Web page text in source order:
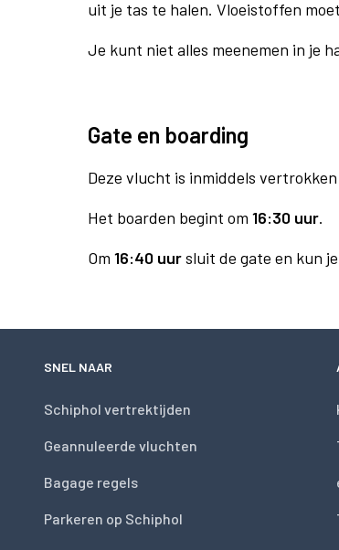
uit je tas te halen. Vloeistoffen
Je kunt niet alles meenemen in je
Gate en boarding
Deze vlucht is inmiddels vertrokken
Het boarden begint om 16:30 uur.
Om 16:40 uursluit de gate en kun
SNEL NAAR
Schiphol vertrektijden
Geannuleerde vluchten
Bagage regels
Parkeren op Schiphol